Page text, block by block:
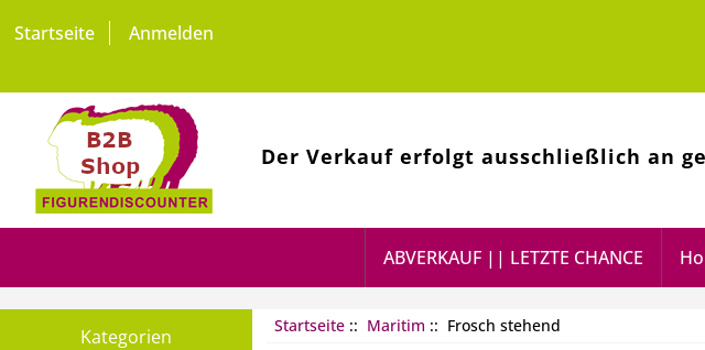
Startseite Anmelden
Der Verkauf erfolgt ausschließlich an
ABVERKAUF || LETZTE CHANCE
Kategorien Startseite:: Maritim :: Frosch stehend